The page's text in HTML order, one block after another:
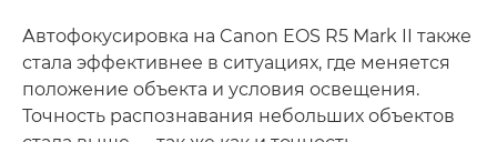
Автофокусировка на Canon EOS R5 Mark II также
стала эффективнее в ситуациях, где меняется
положение объекта и условия освещения.
Точность распознавания небольших объектов